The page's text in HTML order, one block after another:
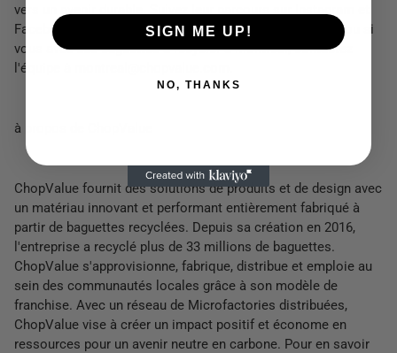
vers un avenir durable. Suivez leur parcours sur Instagram et
Facebook, et si vous êtes à la recherche d'opportunités ou si
vous avez des baguettes à recycler à Montréal, contactez
l'équipe à montreal@chopvalue.com.
à propos de ChopValue
ChopValue fournit des solutions de produits et de design avec
un matériau innovant et performant entièrement fabriqué à
partir de baguettes recyclées. Depuis sa création en 2016,
l'entreprise a recyclé plus de 33 millions de baguettes.
ChopValue s'approvisionne, fabrique, distribue et emploie au
sein des communautés locales grâce à son modèle de
franchise. Avec un réseau de Microfactories distribuées,
ChopValue vise à créer un impact positif et économe en
ressources pour un avenir neutre en carbone. Pour en savoir
SIGN ME UP!
NO, THANKS